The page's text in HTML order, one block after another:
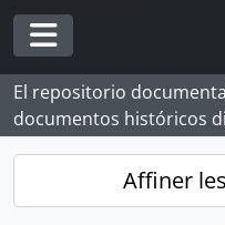
Toggle navigation
El repositorio
documentos históricos
Affiner